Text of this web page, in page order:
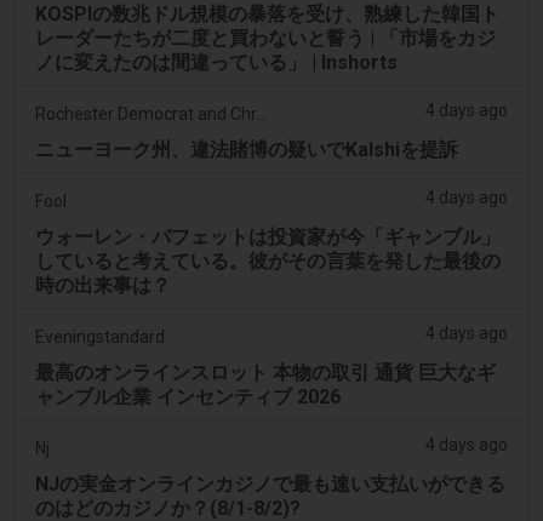
KOSPIの数兆ドル規模の暴落を受け、熟練した韓国ト
レーダーたちが二度と買わないと誓う | 「市場をカジ
ノに変えたのは間違っている」 | Inshorts
4 days ago
ニューヨーク州、違法賭博の疑いでKalshiを提訴
Fool 4 days ago
ウォーレン・バフェットは投資家が今「ギャンブル」
していると考えている。彼がその言葉を発した最後の
時の出来事は？
Eveningstandard 4 days ago
最高のオンラインスロット 本物の取引 通貨 巨大なギ
ャンブル企業 インセンティブ 2026
Nj 4 days ago
NJの実金オンラインカジノで最も速い支払いができる
のはどのカジノか？(8/1-8/2)?